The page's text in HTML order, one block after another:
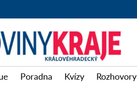
Poradna Kvízy Rozhovory